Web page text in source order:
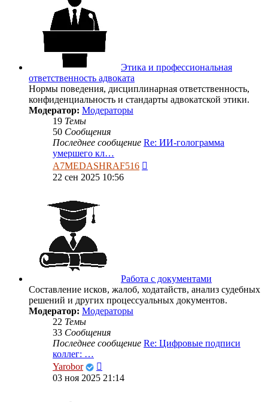
Этика и профессиональная
ответственность адвоката
Нормы поведения, дисциплинарная ответственность,
конфиденциальность и стандарты адвокатской этики.
Модератор: Модераторы
19 Темы
50 Сообщения
Последнее сообщение Re: ИИ-голограмма
умершего кл…
A7MEDASHRAF516
22 сен 2025 10:56
Работа с документами
Составление исков, жалоб, ходатайств, анализ судебных
решений и других процессуальных документов.
Модератор: Модераторы
22 Темы
33 Сообщения
Последнее сообщение Re: Цифровые подписи
коллег: …
Yarobor
к
03 ноя 2025 21:14